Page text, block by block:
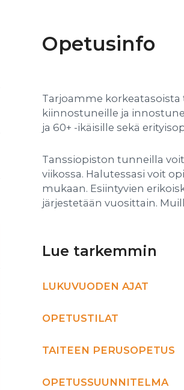
Opetusinfo
Tarjoamme
kiinnostuneille ja
ja 60+ -ikäisille sekä
Tanssiopiston tunneilla
viikossa. Halutessasi voit
mukaan. Esiintyvien
järjestetään vuosittain.
Lue tarkemmin
LUKUVUODEN AJAT
OPETUSTILAT
TAITEEN PERUSOPETUS
OPETUSSUUNNITELMA